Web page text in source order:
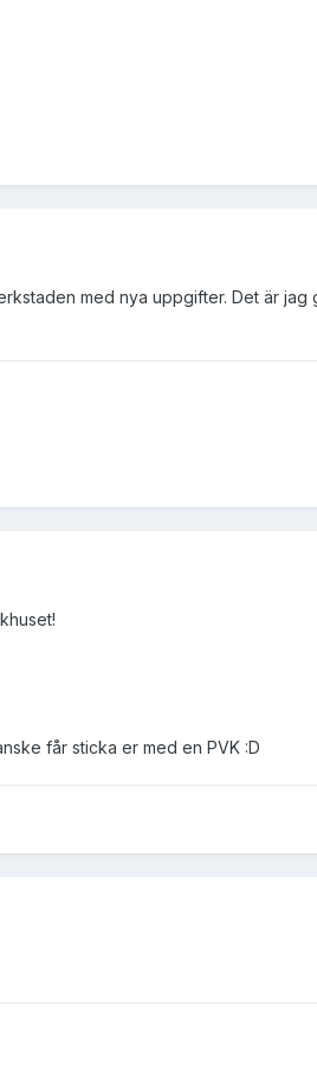
med nya uppgifter. Det är
får sticka er med en PVK :D